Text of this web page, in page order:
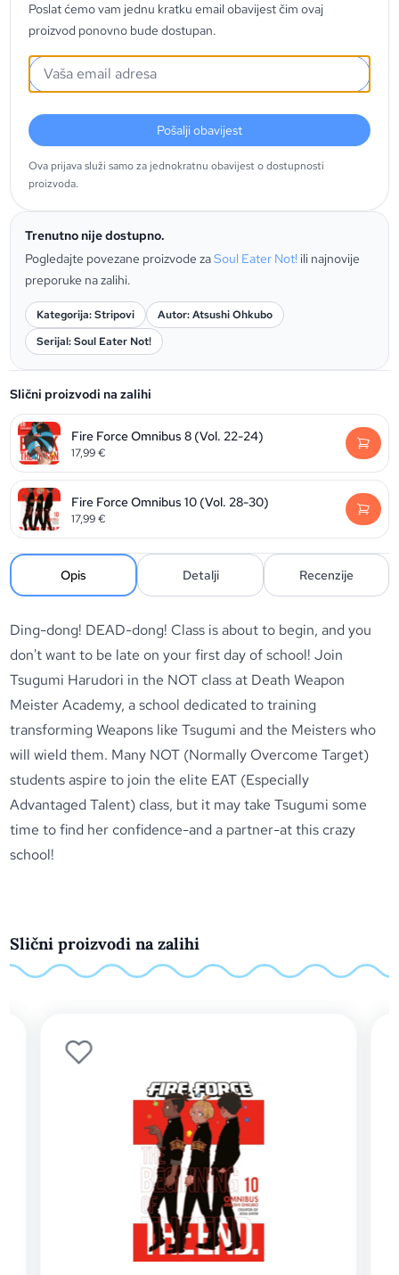
Poslat ćemo vam jednu kratku email obavijest čim ovaj
proizvod ponovno bude dostupan.
Pošalji obavijest
Ova prijava služi samo za jednokratnu obavijest o dostupnosti
proizvoda.
Trenutno nije dostupno.
Pogledajte povezane proizvode zaSoul Eater Not! ili najnovije
preporuke na zalihi.
Kategorija: Stripovi
Autor: Atsushi Ohkubo
Serijal: Soul Eater Not!
Slični proizvodi na zalihi
Fire Force Omnibus 8 (Vol. 22-24)
17,99€
Fire Force Omnibus 10 (Vol. 28-30)
17,99€
Opis Detalji Recenzije
Ding-dong! DEAD-dong! Class is about to begin, and you
don't want to be late on your first day of school! Join
Tsugumi Harudori in the NOT class at Death Weapon
Meister Academy, a school dedicated to training
transforming Weapons like Tsugumi and the Meisters who
will wield them. Many NOT (Normally Overcome Target)
students aspire to join the elite EAT (Especially
Advantaged Talent) class, but it may take Tsugumi some
time to find her confidence-and a partner-at this crazy
school!
Slični proizvodi na zalihi